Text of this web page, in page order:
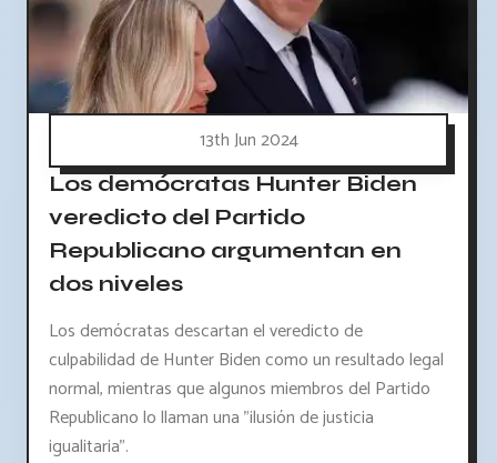
13th Jun 2024
Los demócratas Hunter Biden
veredicto del Partido
Republicano argumentan en
dos niveles
Los demócratas descartan el veredicto de
culpabilidad de Hunter Biden como un resultado legal
normal, mientras que algunos miembros del Partido
Republicano lo llaman una "ilusión de justicia
igualitaria".